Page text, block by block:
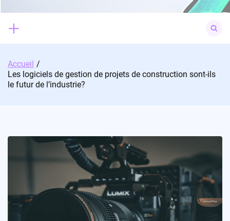
for:
Accueil
Les logiciels de gestion de projets de construction sont-ils
le futur de l’industrie?